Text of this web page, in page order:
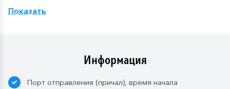
Компания оставляет за собой право изменить
Показать
Информация
Порт отправления (причал), время начала